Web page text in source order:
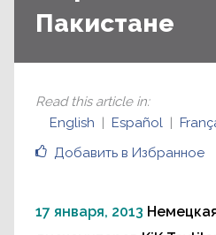
Пакистане
Добавить в Избранное
Read this article in:
English
Español
17 января, 2013